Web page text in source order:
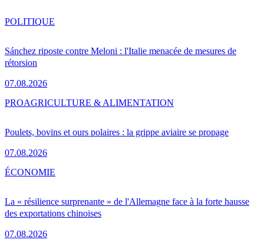
Sánchez riposte contre Meloni : l'Italie menacée de mesures de
rétorsion
07.08.2026
POLITIQUE
Poulets, bovins et ours polaires : la grippe aviaire se propage
07.08.2026
PROAGRICULTURE & ALIMENTATION
La « résilience surprenante » de l'Allemagne face à la forte hausse
des exportations chinoises
07.08.2026
ÉCONOMIE